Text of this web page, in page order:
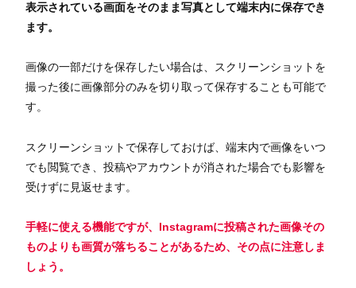
表示されている画面をそのまま写真として端末内に保存でき
ます。
画像の一部だけを保存したい場合は、スクリーンショットを
撮った後に画像部分のみを切り取って保存することも可能で
す。
スクリーンショットで保存しておけば、端末内で画像をいつ
でも閲覧でき、投稿やアカウントが消された場合でも影響を
受けずに見返せます。
手軽に使える機能ですが、Instagramに投稿された画像その
ものよりも画質が落ちることがあるため、その点に注意しま
しょう。